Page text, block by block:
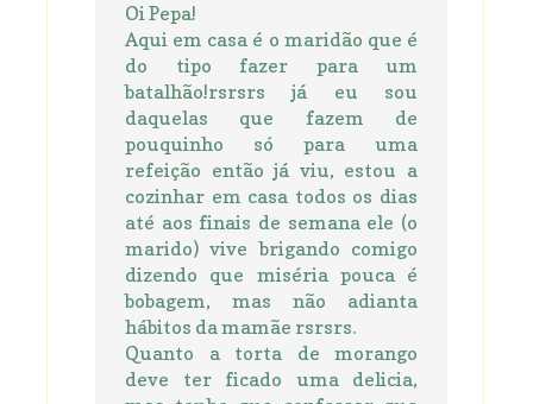
Oi Pepa!
Aqui em casa é o maridão que é
do tipo fazer para um
batalhão!rsrsrs já eu sou
daquelas que fazem de
pouquinho só para uma
refeição então já viu, estou a
cozinhar em casa todos os dias
até aos finais de semana ele (o
marido) vive brigando comigo
dizendo que miséria pouca é
bobagem, mas não adianta
hábitos da mamãe rsrsrs.
Quanto a torta de morango
deve ter ficado uma delicia,